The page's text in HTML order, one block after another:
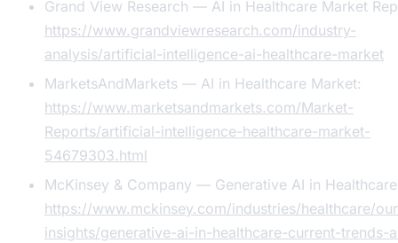
Grand View Research — AI in Healthcare Market
https://www.grandviewresearch.com/industry-
analysis/artificial-intelligence-ai-healthcare-market
MarketsAndMarkets — AI in Healthcare Market:
https://www.marketsandmarkets.com/Market-
Reports/artificial-intelligence-healthcare-market-
54679303.html
McKinsey & Company — Generative AI in
https://www.mckinsey.com/industries/healthcare/
insights/generative-ai-in-healthcare-current-trends-